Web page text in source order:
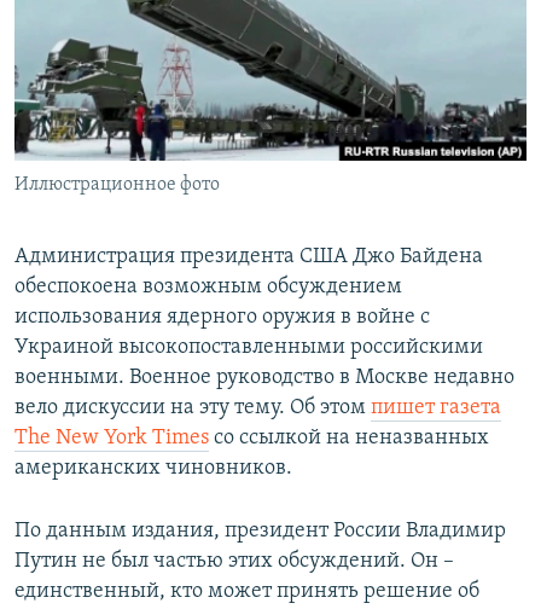
ПОБЕДИТЕЛЕЙ НЕ СУДЯТ?
КРЫМ.НЕПОКОРЕННЫЙ
ELIFBE
УКРАИНСКАЯ ПРОБЛЕМА КРЫМА
ПРИСОЕДИНЯЙТЕСЬ!
Все сайты RFE/RL
Иллюстрационное фото
Администрация президента США Джо Байдена
обеспокоена возможным обсуждением
использования ядерного оружия в войне с
Украиной высокопоставленными российскими
военными. Военное руководство в Москве недавно
вело дискуссии на эту тему. Об этом пишет газета
The New York Times со ссылкой на неназванных
американских чиновников.
По данным издания, президент России Владимир
Путин не был частью этих обсуждений. Он –
единственный, кто может принять решение об